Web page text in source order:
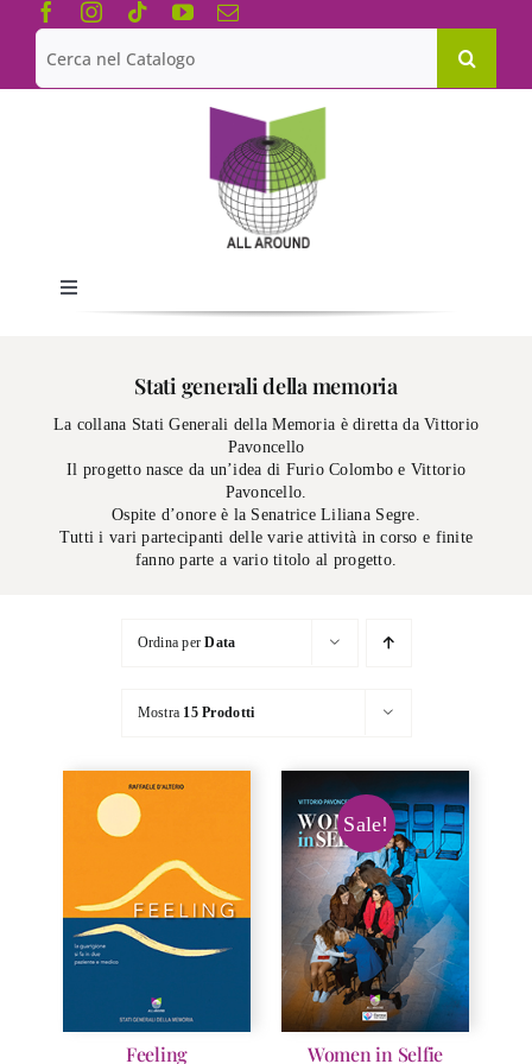
Salta
contenuto
Cerca
per:
Toggle
Navigation
Le Collane
Catalogo
Stati generali della memoria
La collana Stati Generali della Memoria è diretta da Vittorio
Pavoncello
Il progetto nasce da un’idea di Furio Colombo e Vittorio
Pavoncello.
Ospite d’onore è la Senatrice Liliana Segre.
Tutti i vari partecipanti delle varie attività in corso e finite
fanno parte a vario titolo al progetto.
Ordina perData
Mostra 15 Prodotti
Feeling
Sale!
Women in Selfie